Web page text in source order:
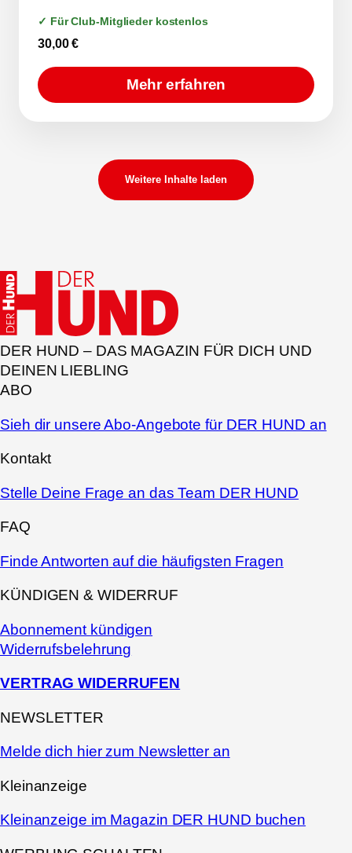
✓ Für Club-Mitglieder kostenlos
30,00€
Mehr erfahren
Weitere Inhalte laden
DER HUND – DAS MAGAZIN FÜR DICH UND
DEINEN LIEBLING
ABO
Sieh dir unsere Abo-Angebote für DER HUND an
Kontakt
Stelle Deine Frage an das Team DER HUND
FAQ
Finde Antworten auf die häufigsten Fragen
KÜNDIGEN & WIDERRUF
Abonnement kündigen
Widerrufsbelehrung
VERTRAG WIDERRUFEN
NEWSLETTER
Melde dich hier zum Newsletter an
Kleinanzeige
Kleinanzeige im Magazin DER HUND buchen